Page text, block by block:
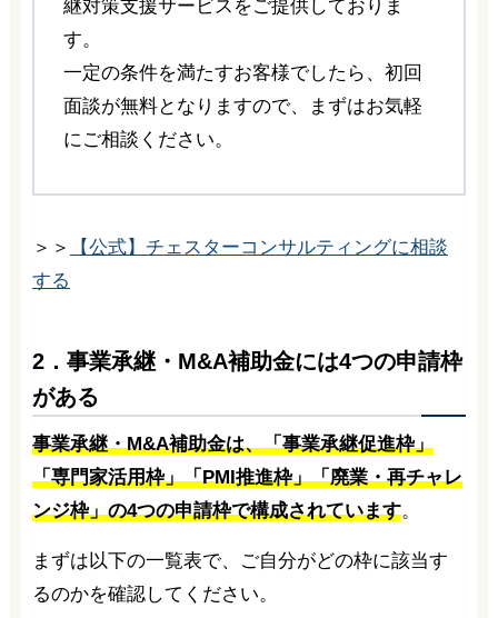
継対策支援サービスをご提供しておりま
す。
一定の条件を満たすお客様でしたら、初回
面談が無料となりますので、まずはお気軽
にご相談ください。
＞＞
【公式】チェスターコンサルティングに相談
する
2．事業承継・M&A補助金には4つの申請枠
がある
事業承継・M&A補助金は、「事業承継促進枠」
「専門家活用枠」「PMI推進枠」「廃業・再チャレ
ンジ枠」の4つの申請枠で構成されています。
まずは以下の一覧表で、ご自分がどの枠に該当す
るのかを確認してください。